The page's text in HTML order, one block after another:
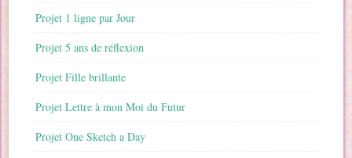
Projet 1 ligne par Jour
Projet 5 ans de réflexion
Projet Fille brillante
Projet Lettre à mon Moi du Futur
Projet One Sketch a Day